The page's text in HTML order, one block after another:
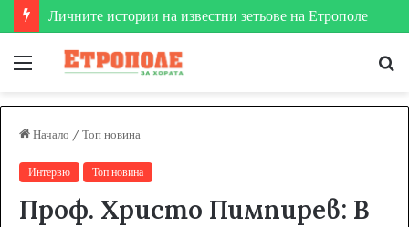
Етрополе затвърди мястото си на футболната карта
Меню
Начало / Топ новина
Интервю Топ новина
Проф. Христо Пимпирев: В